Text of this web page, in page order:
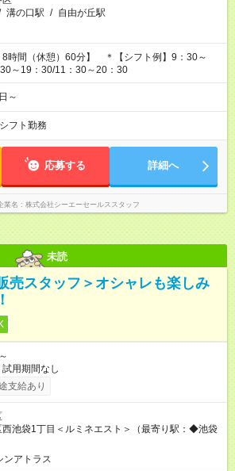
溝の口駅 / 自由が丘駅
8時間（休憩）60分】 ＊【シフト例】9：30～
～19：30/11：30～20：30
～
シフト勤務
応募する 詳細へ
業名 株式会社シーエーセールススタッフ
未読
売スタッフ＞オシャレも楽しみ
試用期間なし
支給あり
西池袋1丁目＜ルミネエスト＞（最寄り駅：◆池袋
ンアトラス